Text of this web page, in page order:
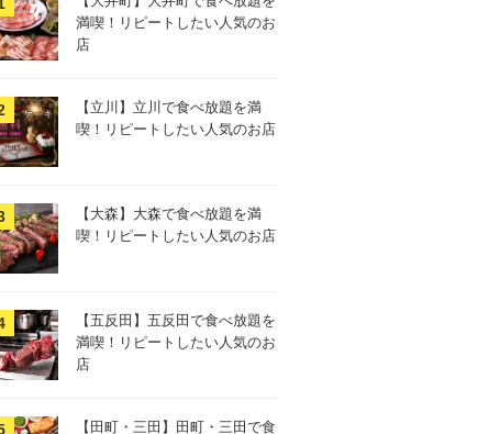
満喫！リピートしたい人気のお
店
【立川】立川で食べ放題を満
喫！リピートしたい人気のお店
【大森】大森で食べ放題を満
喫！リピートしたい人気のお店
【五反田】五反田で食べ放題を
満喫！リピートしたい人気のお
店
【田町・三田】田町・三田で食